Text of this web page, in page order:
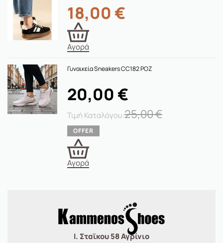
18,00 €
Αγορά
Γυναικεία Sneakers CC182 ΡΟΖ
25,00€
20,00 €
Αγορά
Ι. Σταϊκου 58 Αγρίνιο